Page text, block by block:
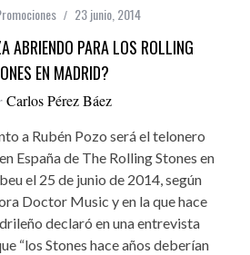
23 junio, 2014
ABRIENDO PARA LOS ROLLING
EN MADRID?
Carlos Pérez Báez
a Rubén Pozo será el telonero
España de The Rolling Stones en
el 25 de junio de 2014, según
Doctor Music y en la que hace
declaró en una entrevista
“los Stones hace años deberían